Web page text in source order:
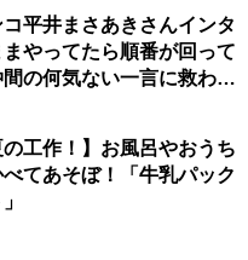
平井まさあきさんインタ
やってたら順番が回って
の何気ない一言に救われ
の工作！】お風呂やおうち
てあそぼ！「牛乳パック